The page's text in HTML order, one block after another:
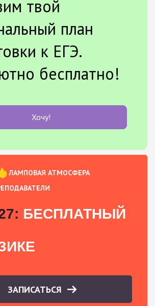
твой
план
к ЕГЭ.
бесплатно!
Хочу!
ЛАМПОВАЯ АТМОСФЕРА
БЕСПЛАТНЫЙ
ЗАПИСАТЬСЯ